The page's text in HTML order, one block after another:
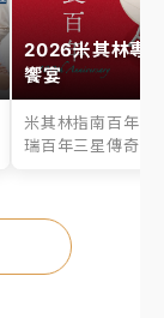
2026米其林專
饗宴
米其林指南百年之
瑞百年三星傳奇、